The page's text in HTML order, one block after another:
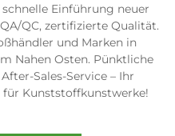
Einführung neuer
QC, zertifizierte Qualität.
und Marken in
Nahen Osten. Pünktliche
Sales-Service – Ihr
Kunststoffkunstwerke!